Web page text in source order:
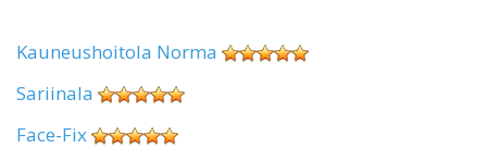
Kauneushoitola Norma
Sariinala
Face-Fix